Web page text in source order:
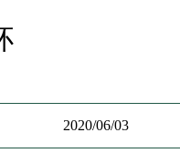
2020/06/03